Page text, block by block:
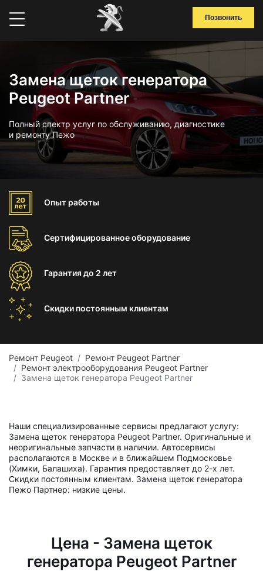
Позвонить
Замена щеток генератора
Peugeot Partner
Полный спектр услуг по обслуживанию, диагностике
и ремонту Пежо
Опыт работы
Сертифицированноеоборудование
Гарантиядо 2 лет
Скидки постоянным клиентам
Ремонт Peugeot
Ремонт Peugeot Partner
Ремонт электрооборудования Peugeot Partner
Замена щеток генератора Peugeot Partner
Наши специализированные сервисы предлагают услугу:
Замена щеток генератора Peugeot Partner. Оригинальные и
неоригинальные запчасти в наличии. Автосервисы
располагаются в Москве и в ближайшем Подмосковье
(Химки, Балашиха). Гарантия предоставляет до 2-х лет.
Скидки постоянным клиентам. Замена щеток генератора
Пежо Партнер: низкие цены.
Цена - Замена щеток
генератора Peugeot Partner